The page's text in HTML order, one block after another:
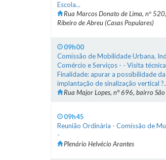
Escola...
Rua Marcos Donato de Lima, nº
Ribeiro de Abreu (Casas Populares)
09h00
Comissão de Mobilidade Urbana,
Comércio e Serviços - - Visita
Finalidade: apurar a possibilidade da
implantação de sinalização vertical
Rua Major Lopes, n° 696, bairro São
09h45
Reunião Ordinária - Comissão de
-
Plenário Helvécio Arantes